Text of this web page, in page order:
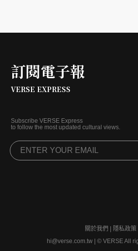
訂閱電子報
VERSE EXPRESS
Subscribe VERSE Express
to follow the most updated cultural views.
關於我們
隱私政策
hi@verse.com.tw
© VERSE All